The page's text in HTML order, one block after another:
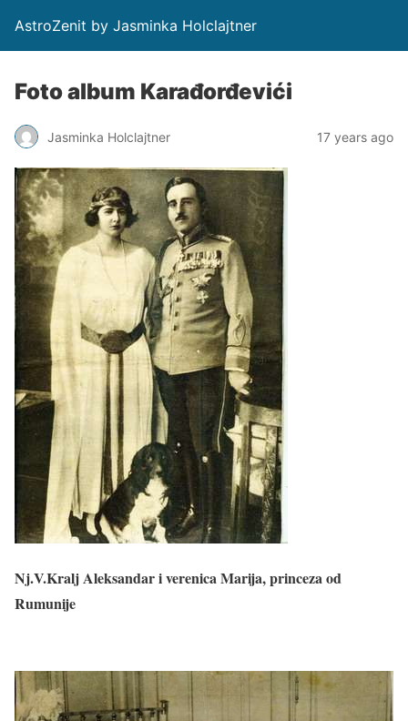
AstroZenit by Jasminka Holclajtner
Foto album Karađorđevići
Jasminka Holclajtner 17 years ago
Nj.V.Kralj Aleksandar i verenica Marija, princeza od
Rumunije